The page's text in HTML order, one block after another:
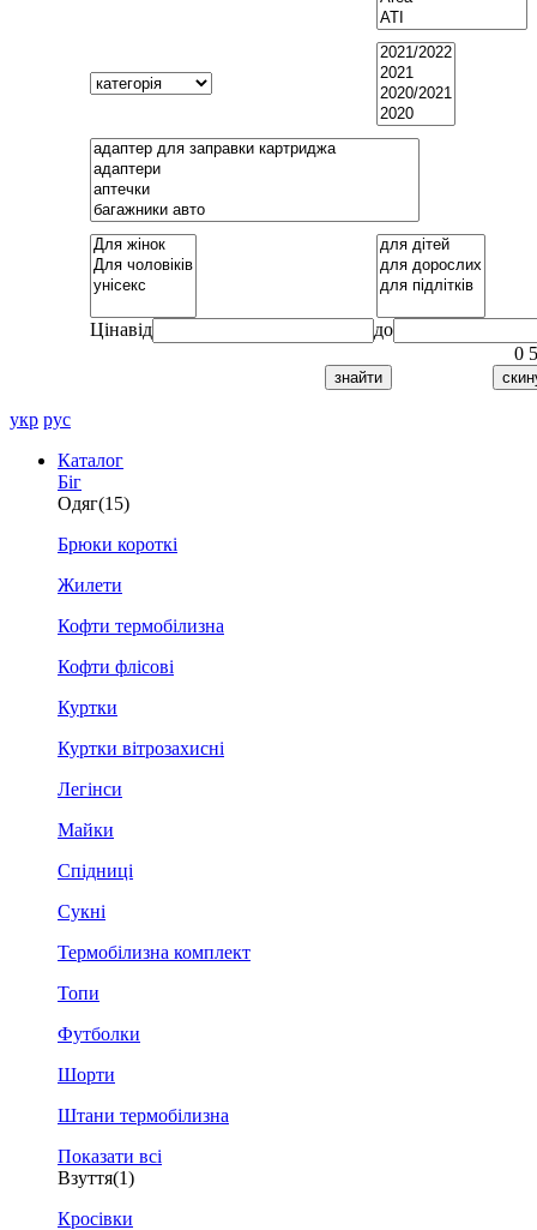
Цінавід
до
0
укр рус
Каталог
Біг
Одяг(15)
Брюки короткі
Жилети
Кофти термобілизна
Кофти флісові
Куртки
Куртки вітрозахисні
Легінси
Майки
Спідниці
Сукні
Термобілизна комплект
Топи
Футболки
Шорти
Штани термобілизна
Показати всі
Взуття(1)
Кросівки